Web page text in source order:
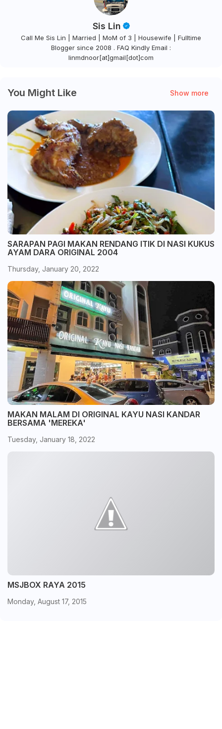
Sis Lin
Call Me Sis Lin | Married | MoM of 3 | Housewife | Fulltime
Blogger since 2008 . FAQ Kindly Email :
linmdnoor[at]gmail[dot]com
You Might Like Show more
SARAPAN PAGI MAKAN RENDANG ITIK DI NASI KUKUS
AYAM DARA ORIGINAL 2004
Thursday, January 20, 2022
MAKAN MALAM DI ORIGINAL KAYU NASI KANDAR
BERSAMA 'MEREKA'
Tuesday, January 18, 2022
MSJBOX RAYA 2015
Monday, August 17, 2015